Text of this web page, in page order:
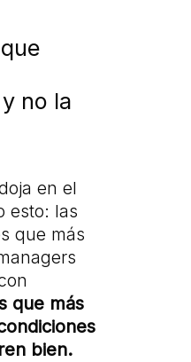
no la
en el
esto: las
que más
que más
bien.